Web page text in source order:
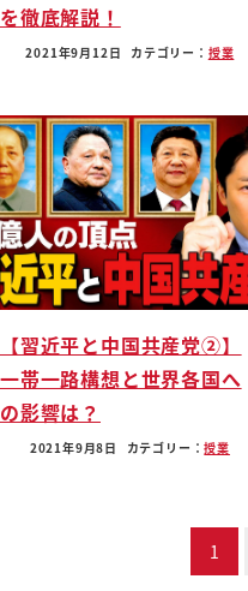
を徹底解説！
2021年9月12日 カテゴリー： 授業
【習近平と中国共産党②】
一帯一路構想と世界各国へ
の影響は？
2021年9月8日 カテゴリー：授業
1